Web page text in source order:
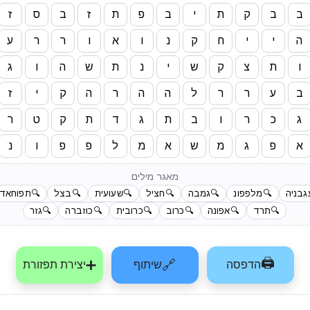
ב ב ק ת י ב פ ת ז ב ס ז
ה י י ח ק נ ו א ו ר ר ע
ו ת צ ק ש י נ ת ש ה ו ג
ב ע ר ר ל ה ה ר ה ק י ז
ג כ ר ו ב ת ג ד ת ק ט ר
א פ ג מ ש א מ ל פ פ ו נ
מאגר מילים
🔍 מלפפונ 🔍גמבה 🔍 חציל 🔍שעועית 🔍 בצל 🔍
🔍תרד 🔍אפונה 🔍 כרוב 🔍כרובית 🔍 כוזברה 🔍גזר
🖨️הדפסה 🔗שיתוף ➕יצירת תפזורת